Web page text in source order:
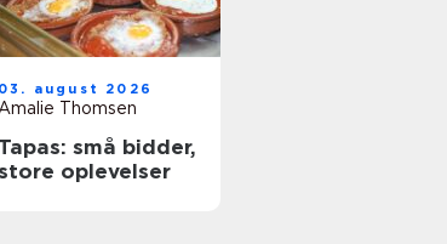
03. august 2026
Amalie Thomsen
Tapas: små bidder,
oplevelser